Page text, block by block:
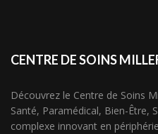
CENTRE DE SOINS
Découvrez le Centre de Soins
Santé, Paramédical, Bien-Être,
complexe innovant en